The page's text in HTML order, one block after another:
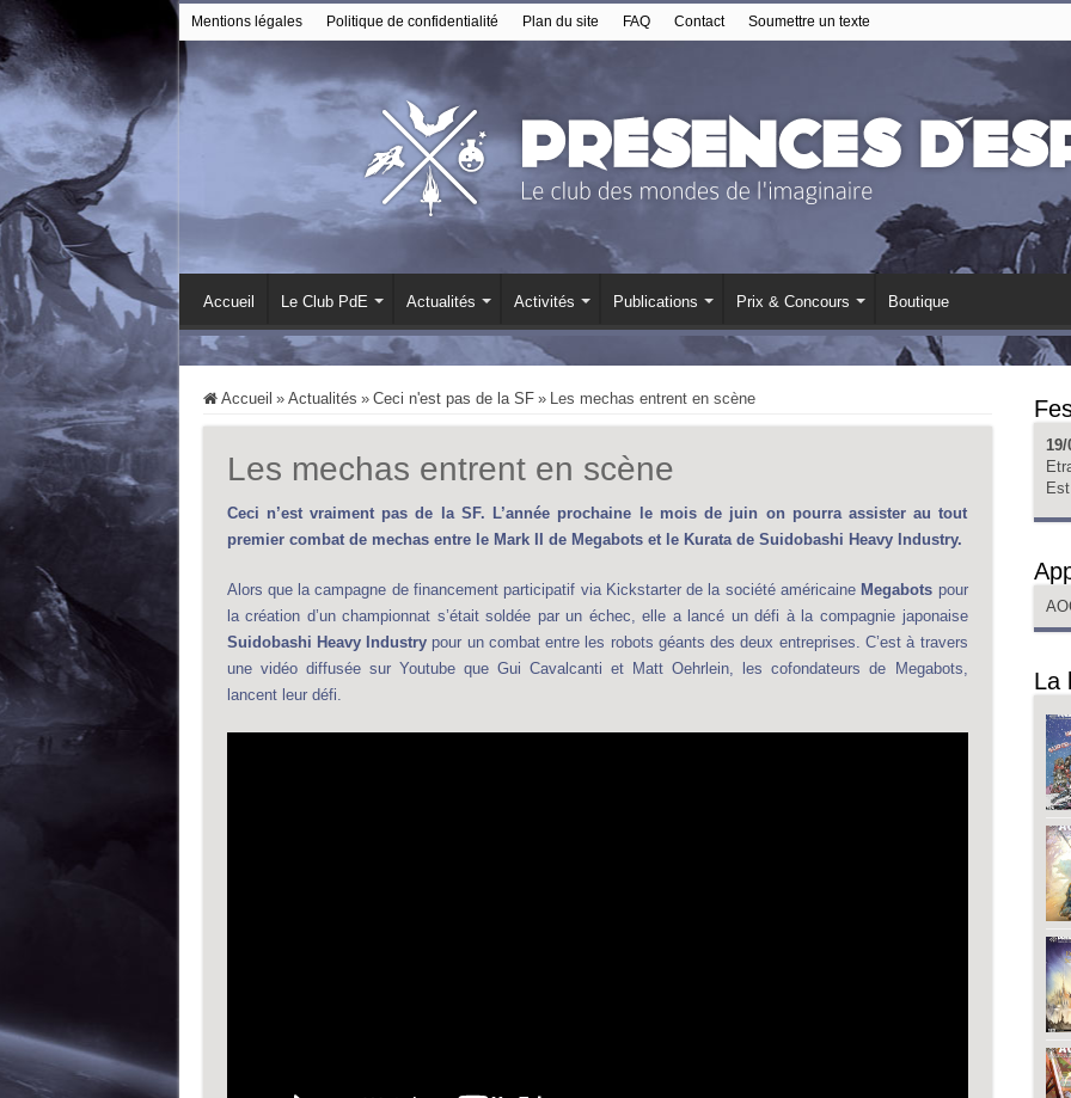
Mentions légales Politique de confidentialité Plan du site FAQ Contact Soumettre un texte
Accueil Le Club PdE Actualités Activités Publications Prix & Concours Boutique
Accueil » Actualités » Ceci n'est pas de la SF » Les mechas entrent en scène
Les mechas entrent en scène
Ceci n’est vraiment pas de la SF. L’année prochaine le mois de juin on pourra assister au tout
premier combat de mechas entre le Mark II de Megabots et le Kurata de Suidobashi Heavy Industry.
Alors que la campagne de financement participatif via Kickstarter de la société américaine Megabots pour
la création d’un championnat s’était soldée par un échec, elle a lancé un défi à la compagnie japonaise
Suidobashi Heavy Industry pour un combat entre les robots géants des deux entreprises. C’est à travers
une vidéo diffusée sur Youtube que Gui Cavalcanti et Matt Oehrlein, les cofondateurs de Megabots,
lancent leur défi.
19/
Est
La